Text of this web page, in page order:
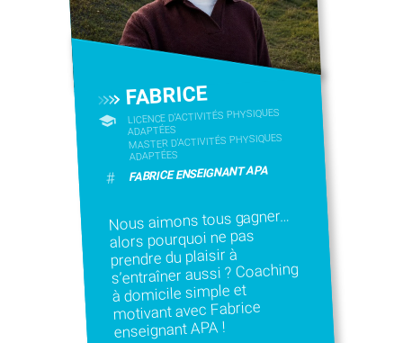
FABRICE
LICENCE D’ACTIVITÉS PHYSIQUES
ADAPTÉES
MASTER D'ACTIVITÉS PHYSIQUES
ADAPTÉES
# FABRICE ENSEIGNANT APA
Nous aimons tous gagner…
alors pourquoi ne pas
prendre du plaisir à
s’entraîner aussi ? Coaching
à domicile simple et
motivant avec Fabrice
enseignant APA !